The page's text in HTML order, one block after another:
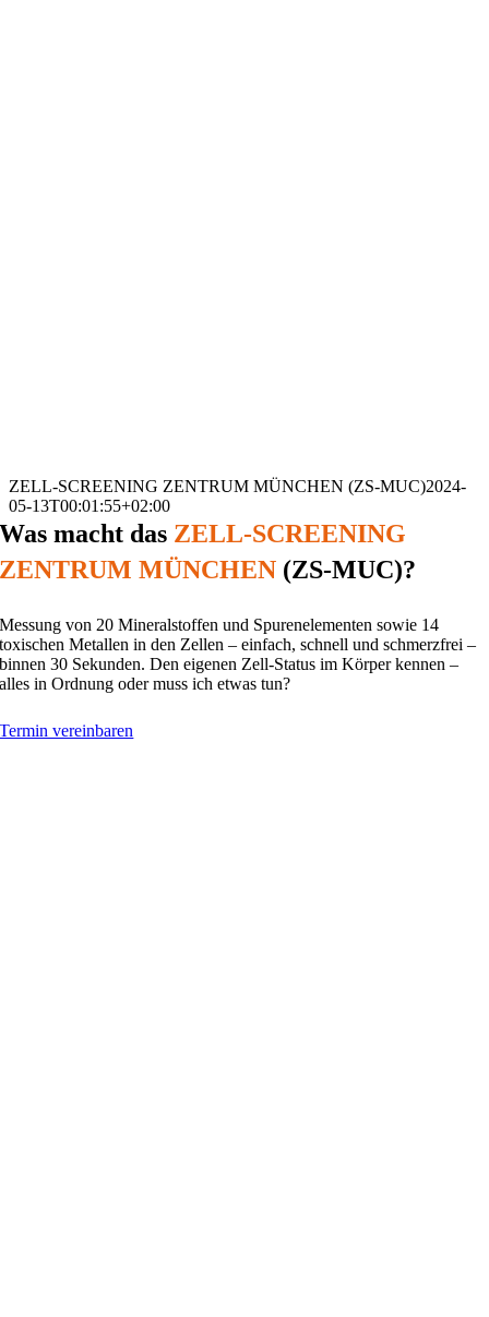
ZELL-SCREENING ZENTRUM MÜNCHEN (ZS-MUC)2024-
05-13T00:01:55+02:00
Was macht das ZELL-SCREENING
ZENTRUM MÜNCHEN (ZS-MUC)?
Messung von 20 Mineralstoffen und Spurenelementen sowie 14
toxischen Metallen in den Zellen – einfach, schnell und schmerzfrei –
binnen 30 Sekunden. Den eigenen Zell-Status im Körper kennen –
alles in Ordnung oder muss ich etwas tun?
Termin vereinbaren